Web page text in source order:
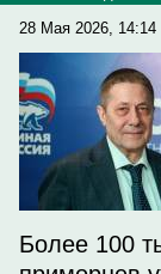
28 Мая 2026, 14:14
Более 100